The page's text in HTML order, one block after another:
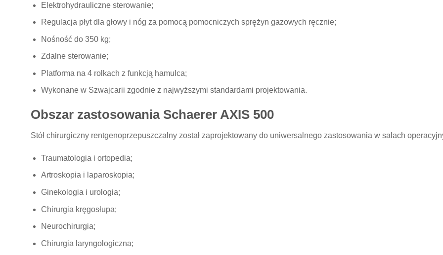
Elektrohydrauliczne sterowanie;
Regulacja płyt dla głowy i nóg za pomocą pomocniczych sprężyn gazowych ręcznie;
Nośność do 350 kg;
Zdalne sterowanie;
Platforma na 4 rolkach z funkcją hamulca;
Wykonane w Szwajcarii zgodnie z najwyższymi standardami projektowania.
Obszar zastosowania Schaerer AXIS 500
Stół chirurgiczny rentgenoprzepuszczalny został zaprojektowany do uniwersalnego zastosowania w salach
Traumatologia i ortopedia;
Artroskopia i laparoskopia;
Ginekologia i urologia;
Chirurgia kręgosłupa;
Neurochirurgia;
Chirurgia laryngologiczna;